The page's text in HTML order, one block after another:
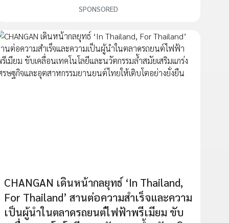
SPONSORED
CHANGAN เดินหน้ากลยุทธ์ ‘In Thailand,
For Thailand’ สานต่อความสำเร็จและความ
เป็นผู้นำในตลาดรถยนต์ไฟฟ้าพรีเมียม ขับ